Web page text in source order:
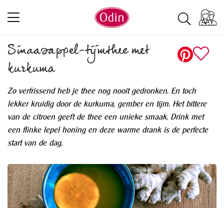
Sinaasappel-tijmthee met
kurkuma
Zo verfrissend heb je thee nog nooit gedronken. En toch
lekker kruidig door de kurkuma, gember en tijm. Het bittere
van de citroen geeft de thee een unieke smaak. Drink met
een flinke lepel honing en deze warme drank is de perfecte
start van de dag.